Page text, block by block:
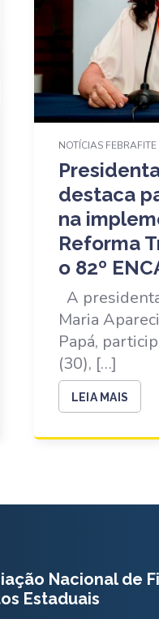
NOTÍCIAS
destaca
na
Reforma
o 82º
A
Maria
Papá,
(30), […]
LEIA MAIS
Nacional de
Estaduais